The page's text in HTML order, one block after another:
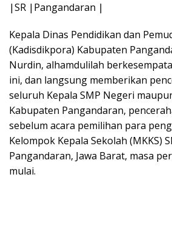
|SR |Pangandaran |
Kepala Dinas Pendidikan dan
(Kadisdikpora) Kabupaten
Nurdin, alhamdulilah
ini, dan langsung memberikan
seluruh Kepala SMP Negeri
Kabupaten Pangandaran,
sebelum acara pemilihan para
Kelompok Kepala Sekolah (MKKS)
Pangandaran, Jawa Barat, masa
mulai.